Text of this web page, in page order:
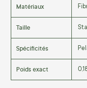
Matériaux
Taille
Spécificités
Poids exact